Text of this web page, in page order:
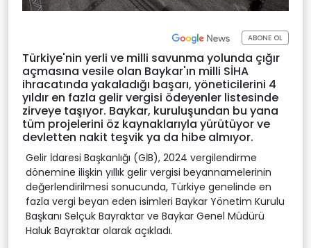
ABONE OL
Türkiye'nin yerli ve milli savunma yolunda çığır
açmasına vesile olan Baykar'ın milli SİHA
ihracatında yakaladığı başarı, yöneticilerini 4
yıldır en fazla gelir vergisi ödeyenler listesinde
zirveye taşıyor. Baykar, kuruluşundan bu yana
tüm projelerini öz kaynaklarıyla yürütüyor ve
devletten nakit teşvik ya da hibe almıyor.
Gelir İdaresi Başkanlığı (GİB), 2024 vergilendirme
dönemine ilişkin yıllık gelir vergisi beyannamelerinin
değerlendirilmesi sonucunda, Türkiye genelinde en
fazla vergi beyan eden isimleri Baykar Yönetim Kurulu
Başkanı Selçuk Bayraktar ve Baykar Genel Müdürü
Haluk Bayraktar olarak açıkladı.